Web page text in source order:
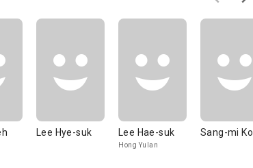
Lee Hye-suk Lee Hae-suk
Hong Yulan
Sang-mi Ko